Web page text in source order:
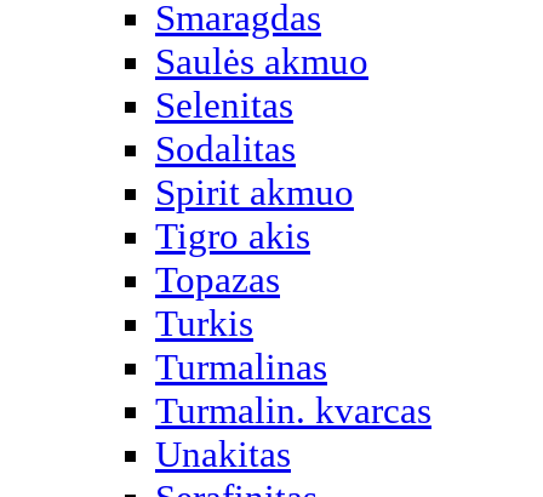
Smaragdas
Saulės akmuo
Selenitas
Sodalitas
Spirit akmuo
Tigro akis
Topazas
Turkis
Turmalinas
Turmalin. kvarcas
Unakitas